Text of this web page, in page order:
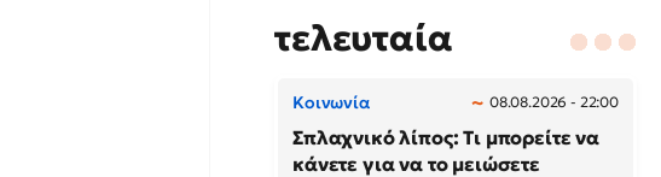
τελευταία
Κοινωνία 08.08.2026 - 22:00
Σπλαχνικό λίπος: Τι μπορείτε να
κάνετε για να το μειώσετε